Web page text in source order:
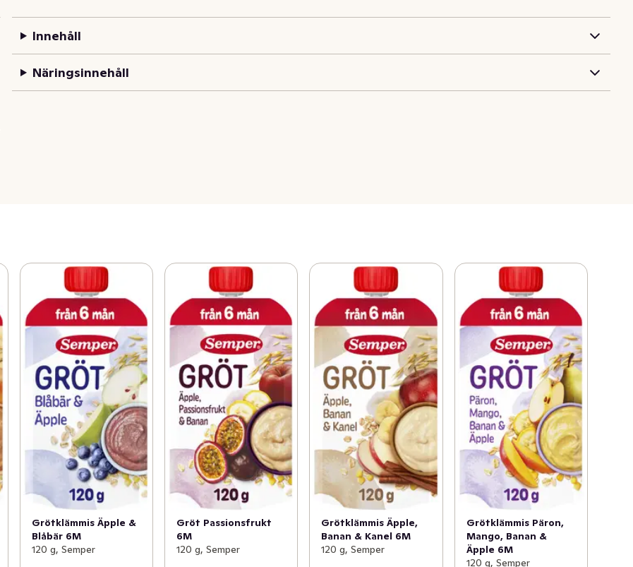
Innehåll
Näringsinnehåll
Grötklämmis Äpple &
Blåbär 6M
120 g, Semper
Gröt Passionsfrukt
6M
120 g, Semper
Grötklämmis Äpple,
Banan & Kanel 6M
120 g, Semper
Grötklämmis Päron,
Mango, Banan &
Äpple 6M
120 g, Semper